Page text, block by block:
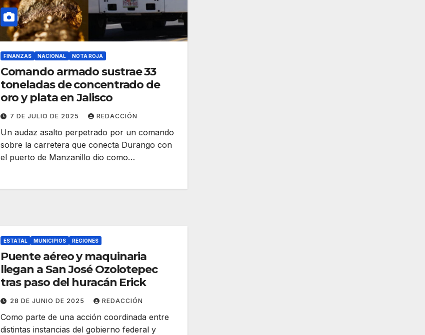
FINANZAS NACIONAL NOTA ROJA
Comando armado sustrae 33
toneladas de concentrado de
oro y plata en Jalisco
7 DE JULIO DE 2025 REDACCIÓN
Un audaz asalto perpetrado por un comando
sobre la carretera que conecta Durango con
el puerto de Manzanillo dio como…
ESTATAL MUNICIPIOS REGIONES
Puente aéreo y maquinaria
llegan a San José Ozolotepec
tras paso del huracán Erick
28 DE JUNIO DE 2025 REDACCIÓN
Como parte de una acción coordinada entre
distintas instancias del gobierno federal y